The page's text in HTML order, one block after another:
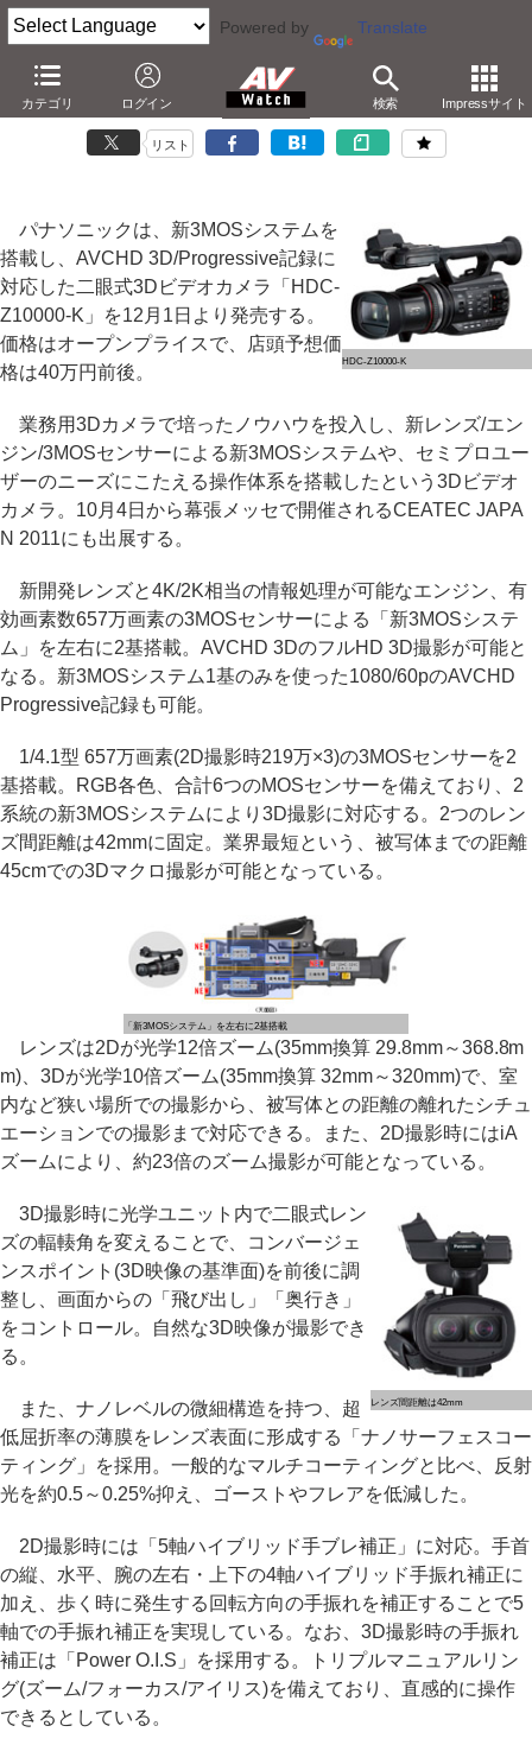
Powered by Translate
カテゴリ ログイン 検索 Impressサイト
パナソニック、新3MOSシステム搭載2眼3Dビデオカメラ
－45cmの3Dマクロ撮影も。セミプロ向け実売40万円
リスト
HDC-Z10000-K
パナソニックは、新3MOSシステムを
搭載し、AVCHD 3D/Progressive記録に
対応した二眼式3Dビデオカメラ「HDC-
Z10000-K」を12月1日より発売する。
価格はオープンプライスで、店頭予想価
格は40万円前後。
業務用3Dカメラで培ったノウハウを投入し、新レンズ/エン
ジン/3MOSセンサーによる新3MOSシステムや、セミプロユー
ザーのニーズにこたえる操作体系を搭載したという3Dビデオ
カメラ。10月4日から幕張メッセで開催されるCEATEC JAPA
N 2011にも出展する。
新開発レンズと4K/2K相当の情報処理が可能なエンジン、有
効画素数657万画素の3MOSセンサーによる「新3MOSシステ
ム」を左右に2基搭載。AVCHD 3DのフルHD 3D撮影が可能と
なる。新3MOSシステム1基のみを使った1080/60pのAVCHD
Progressive記録も可能。
1/4.1型 657万画素(2D撮影時219万×3)の3MOSセンサーを2
基搭載。RGB各色、合計6つのMOSセンサーを備えており、2
系統の新3MOSシステムにより3D撮影に対応する。2つのレン
ズ間距離は42mmに固定。業界最短という、被写体までの距離
45cmでの3Dマクロ撮影が可能となっている。
「新3MOSシステム」を左右に2基搭載
レンズは2Dが光学12倍ズーム(35mm換算 29.8mm～368.8m
m)、3Dが光学10倍ズーム(35mm換算 32mm～320mm)で、室
内など狭い場所での撮影から、被写体との距離の離れたシチュ
エーションでの撮影まで対応できる。また、2D撮影時にはiA
ズームにより、約23倍のズーム撮影が可能となっている。
レンズ間距離は42mm
3D撮影時に光学ユニット内で二眼式レン
ズの輻輳角を変えることで、コンバージェ
ンスポイント(3D映像の基準面)を前後に調
整し、画面からの「飛び出し」「奥行き」
をコントロール。自然な3D映像が撮影でき
る。
また、ナノレベルの微細構造を持つ、超
低屈折率の薄膜をレンズ表面に形成する「ナノサーフェスコー
ティング」を採用。一般的なマルチコーティングと比べ、反射
光を約0.5～0.25%抑え、ゴーストやフレアを低減した。
2D撮影時には「5軸ハイブリッド手ブレ補正」に対応。手首
の縦、水平、腕の左右・上下の4軸ハイブリッド手振れ補正に
加え、歩く時に発生する回転方向の手振れを補正することで5
軸での手振れ補正を実現している。なお、3D撮影時の手振れ
補正は「Power O.I.S」を採用する。トリプルマニュアルリン
グ(ズーム/フォーカス/アイリス)を備えており、直感的に操作
できるとしている。